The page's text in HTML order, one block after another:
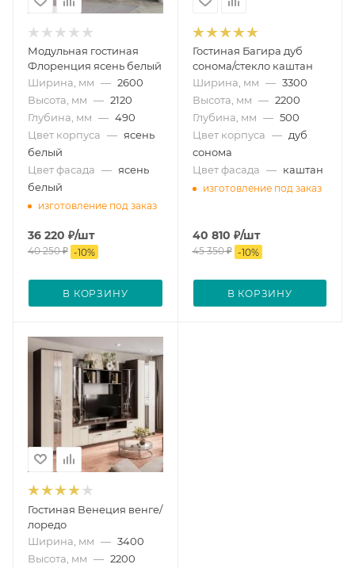
Модульная гостиная
Флоренция ясень белый
Ширина, мм — 2600
Высота, мм — 2120
Глубина, мм — 490
Цвет корпуса — ясень
белый
Цвет фасада — ясень
белый
изготовление под заказ
36 220 ₽/шт
40 250₽ -10%
В КОРЗИНУ
Гостиная Багира дуб
сонома/стекло каштан
Ширина, мм — 3300
Высота, мм — 2200
Глубина, мм — 500
Цвет корпуса — дуб
сонома
Цвет фасада — каштан
изготовление под заказ
40 810 ₽/шт
45 350₽ -10%
В КОРЗИНУ
Гостиная Венеция венге/
лоредо
Ширина, мм — 3400
Высота, мм — 2200